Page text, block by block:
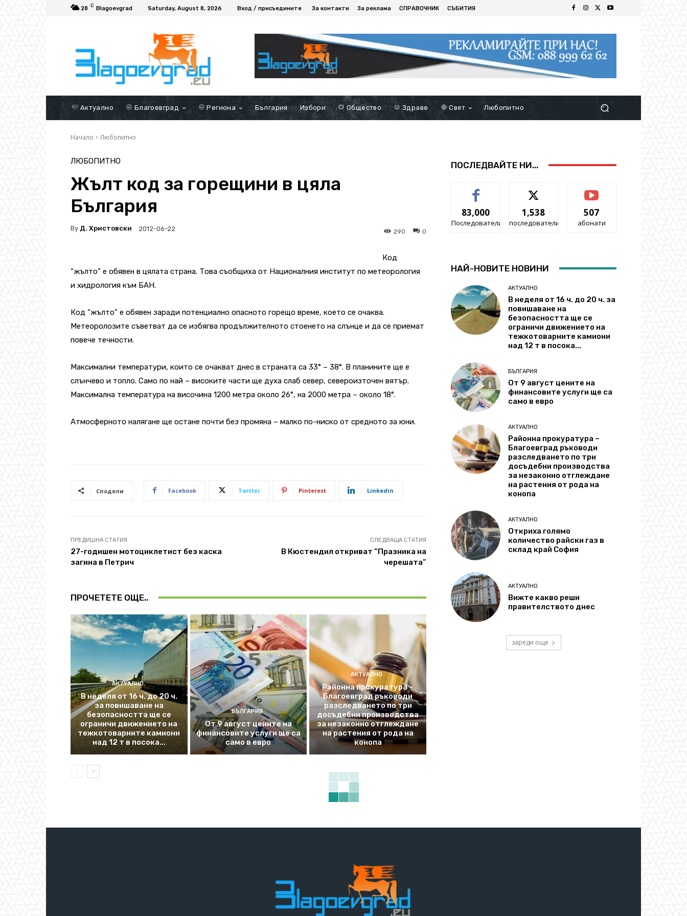
28 C Blagoevgrad Saturday, August 8, 2026 Вход / присъедините За контакти За реклама СПРАВОЧНИК СЪБИТИЯ
Актуално Благоевград Региона България Избори Общество Здраве Свят Любопитно
Начало Любопитно
ЛЮБОПИТНО
Жълт код за горещини в цяла
България
By Д. Христовски 2012-06-22 0
290
Код
“жълто” е обявен в цялата страна. Това съобщиха от Националния институт по метеорология
и хидрология към БАН.
Код “жълто” е обявен заради потенциално опасното горещо време, което се очаква.
Метеоролозите съветват да се избягва продължителното стоенето на слънце и да се приемат
повече течности.
Максимални температури, които се очакват днес в страната са 33° – 38°. В планините ще е
слънчево и топло. Само по най – високите части ще духа слаб север, североизточен вятър.
Максимална температура на височина 1200 метра около 26°, на 2000 метра – около 18°.
Атмосферното налягане ще остане почти без промяна – малко по-ниско от средното за юни.
Сподели Facebook Twitter Pinterest Linkedin
ПРЕДИШНА СТАТИЯ
27-годишен мотоциклетист без каска
загина в Петрич
СЛЕДВАЩА СТАТИЯ
В Кюстендил откриват “Празника на
черешата”
ПРОЧЕТЕТЕ ОЩЕ..
АКТУАЛНО
В неделя от 16 ч. до 20 ч.
за повишаване на
безопасността ще се
ограничи движението на
тежкотоварните камиони
над 12 т в посока...
БЪЛГАРИЯ
От 9 август цените на
финансовите услуги ще са
само в евро
АКТУАЛНО
Районна прокуратура –
Благоевград ръководи
разследването по три
досъдебни производства
за незаконно отглеждане
на растения от рода на
конопа
ПОСЛЕДВАЙТЕ НИ...
83,000
Последователи
1,538
последователи
507
абонати
НАЙ-НОВИТЕ НОВИНИ
АКТУАЛНО
В неделя от 16 ч. до 20 ч. за
повишаване на
безопасността ще се
ограничи движението на
тежкотоварните камиони
над 12 т в посока...
БЪЛГАРИЯ
От 9 август цените на
финансовите услуги ще са
само в евро
АКТУАЛНО
Районна прокуратура –
Благоевград ръководи
разследването по три
досъдебни производства
за незаконно отглеждане
на растения от рода на
конопа
АКТУАЛНО
Откриха голямо
количество райски газ в
склад край София
АКТУАЛНО
Вижте какво реши
правителството днес
зареди още